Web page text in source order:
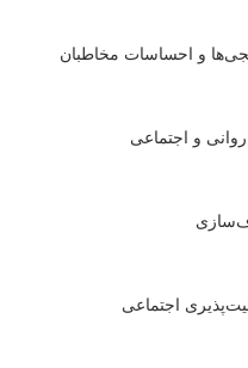
و احساسات مخاطبان
و اجتماعی
اجتماعی